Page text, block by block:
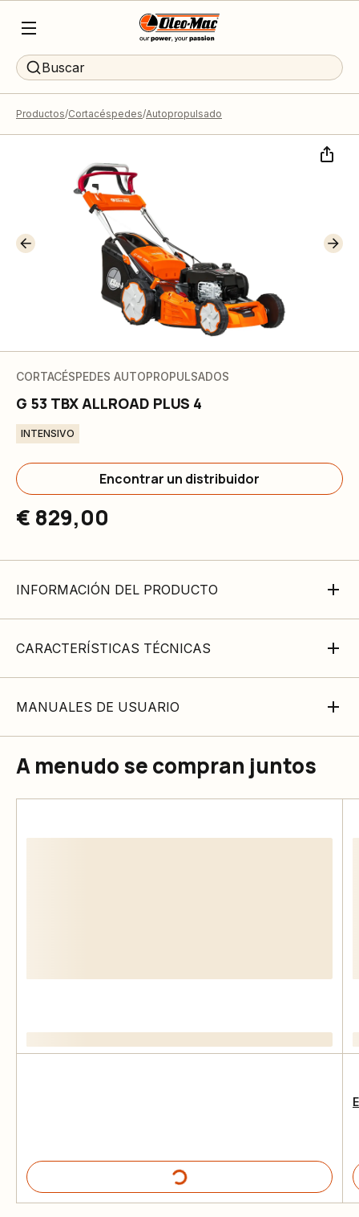
Buscar
Productos Cortacéspedes Autopropulsado
CORTACÉSPEDES AUTOPROPULSADOS
G 53 TBX ALLROAD PLUS 4
INTENSIVO
Encontrar un distribuidor
€ 829,00
INFORMACIÓN DEL PRODUCTO
CARACTERÍSTICAS TÉCNICAS
MANUALES DE USUARIO
A menudo se compran juntos